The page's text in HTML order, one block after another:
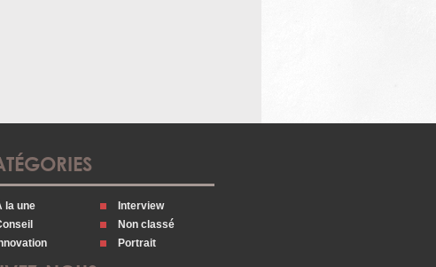
la une
Interview
Non classé
Portrait